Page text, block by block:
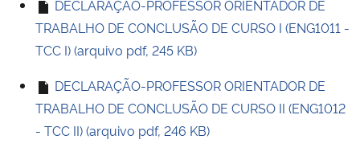
DECLARAÇÃO-PROFESSOR ORIENTADOR DE
TRABALHO DE CONCLUSÃO DE CURSO I (ENG1011 -
TCC I) (arquivo pdf, 245 KB)
DECLARAÇÃO-PROFESSOR ORIENTADOR DE
TRABALHO DE CONCLUSÃO DE CURSO II (ENG1012
- TCC II) (arquivo pdf, 246 KB)